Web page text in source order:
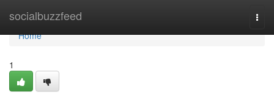
socialbuzzfeed
Home
Home
1